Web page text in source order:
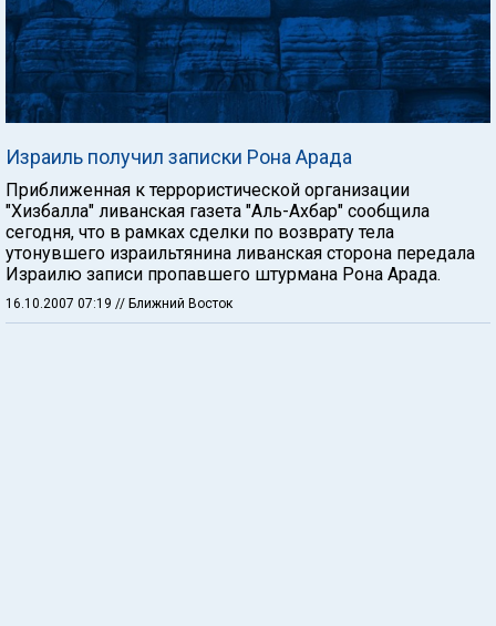
Израиль получил записки Рона Арада
Приближенная к террористической организации
"Хизбалла" ливанская газета "Аль-Ахбар" сообщила
сегодня, что в рамках сделки по возврату тела
утонувшего израильтянина ливанская сторона передала
Израилю записи пропавшего штурмана Рона Арада.
16.10.2007 07:19 // Ближний Восток